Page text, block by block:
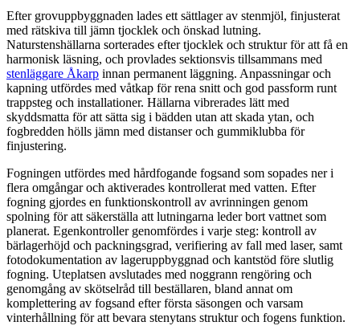
Efter grovuppbyggnaden lades ett sättlager av stenmjöl, finjusterat
med rätskiva till jämn tjocklek och önskad lutning.
Naturstenshällarna sorterades efter tjocklek och struktur för att få en
harmonisk läsning, och provlades sektionsvis tillsammans med
stenläggare Åkarp innan permanent läggning. Anpassningar och
kapning utfördes med våtkap för rena snitt och god passform runt
trappsteg och installationer. Hällarna vibrerades lätt med
skyddsmatta för att sätta sig i bädden utan att skada ytan, och
fogbredden hölls jämn med distanser och gummiklubba för
finjustering.
Fogningen utfördes med hårdfogande fogsand som sopades ner i
flera omgångar och aktiverades kontrollerat med vatten. Efter
fogning gjordes en funktionskontroll av avrinningen genom
spolning för att säkerställa att lutningarna leder bort vattnet som
planerat. Egenkontroller genomfördes i varje steg: kontroll av
bärlagerhöjd och packningsgrad, verifiering av fall med laser, samt
fotodokumentation av lageruppbyggnad och kantstöd före slutlig
fogning. Uteplatsen avslutades med noggrann rengöring och
genomgång av skötselråd till beställaren, bland annat om
komplettering av fogsand efter första säsongen och varsam
vinterhållning för att bevara stenytans struktur och fogens funktion.